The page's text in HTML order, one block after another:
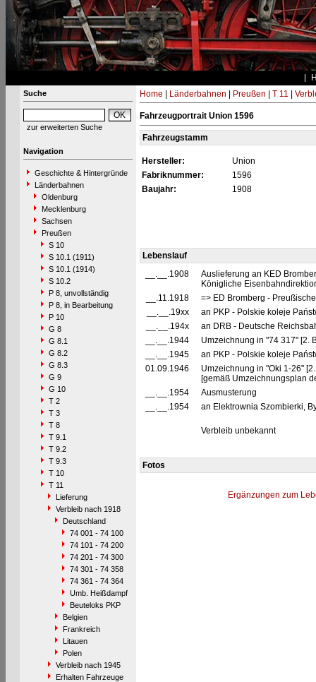
Suche
zur erweiterten Suche
Navigation
Geschichte & Hintergründe
Länderbahnen
Oldenburg
Mecklenburg
Sachsen
Preußen
S 10
S 10.1 (1911)
S 10.1 (1914)
S 10.2
P 8, unvollständig
P 8, in Bearbeitung
P 10
G 8
G 8.1
G 8.2
G 8.3
G 9
G 10
T 2
T 3
T 8
T 9.1
T 9.2
T 9.3
T 10
T 11
Lieferung
Verbleib nach 1918
Deutschland
74 001 - 74 100
74 101 - 74 200
74 201 - 74 300
74 301 - 74 358
74 361 - 74 364
Umb. Heißdampf
Beuteloks PKP
Belgien
Frankreich
Litauen
Polen
Verbleib nach 1945
Erhalten Fahrzeuge
Home Länderbahnen Preußen T 11
Fahrzeugportrait Union 1596
Fahrzeugstamm
Hersteller:
Union
Fabriknummer:
1596
Baujahr:
1908
Lebenslauf
__.__.1908
Auslieferung an KED
Königliche
__.11.1918
=> ED Bromberg -
__.__.19xx
an PKP - Polskie koleje
__.__.194x
an DRB - Deutsche
__.__.1944
Umzeichnung in "74 317" [2.
__.__.1945
an PKP - Polskie koleje
01.09.1946
Umzeichnung in "Oki 1-26"
[gemäß Umzeichnungsplan
__.__.1954
Ausmusterung
__.__.1954
an Elektrownia Szombierki,
Verbleib unbekannt
Fotos
Ergänzungen zum